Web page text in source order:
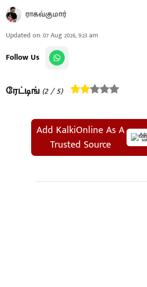
ராகவ்குமார்
Updated on:07 Aug 2026, 9:23 am
Follow Us
ரேட்டிங் (2/ 5)
Add KalkiOnline As A
Trusted Source